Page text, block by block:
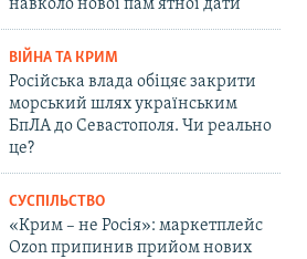
навколо нової пам'ятної дати
ВІЙНА ТА КРИМ
Російська влада обіцяє закрити
морський шлях українським
БпЛА до Севастополя. Чи реально
це?
СУСПІЛЬСТВО
«Крим – не Росія»: маркетплейс
Ozon припинив прийом нових